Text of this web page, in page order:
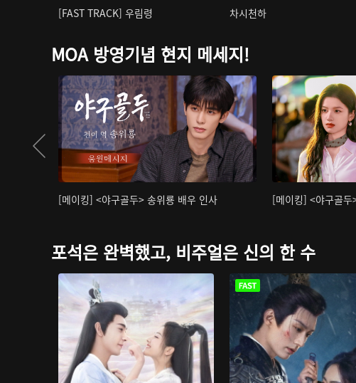
[FAST TRACK] 우림령 차시천하
MOA 방영기념 현지 메세지!
[메이킹] <야구골두> 송위룡 배우 인사 [메이킹] <야구골
포석은 완벽했고, 비주얼은 신의 한 수